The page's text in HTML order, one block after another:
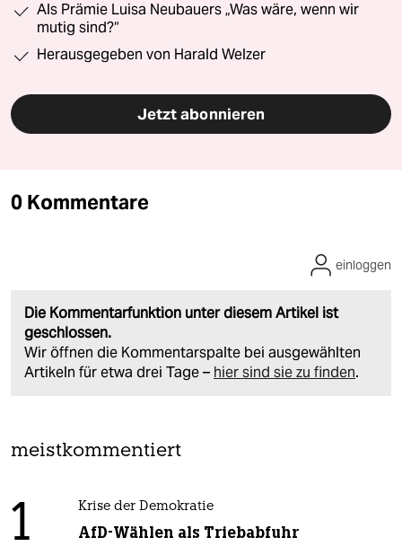
Als Prämie Luisa Neubauers „Was wäre, wenn wir
mutig sind?“
Herausgegeben von Harald Welzer
Jetzt abonnieren
0 Kommentare
Die Kommentarfunktion unter diesem Artikel ist
geschlossen.
Wir öffnen die Kommentarspalte bei ausgewählten
Artikeln für etwa drei Tage – hier sind sie zu finden.
einloggen
meistkommentiert
1 Krise der Demokratie
AfD-Wählen als Triebabfuhr